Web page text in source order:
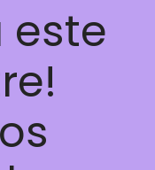
este